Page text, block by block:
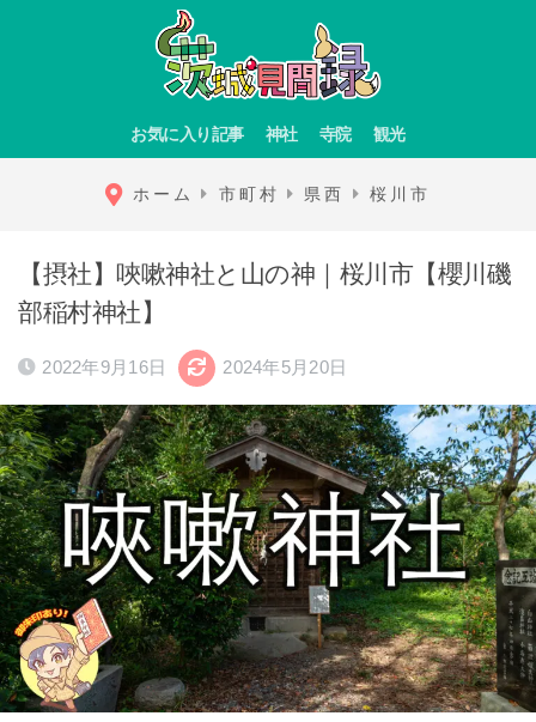
お気に入り記事 神社 寺院 観光
ホーム 市町村 県西 桜川市
【摂社】唊嗽神社と山の神｜桜川市【櫻川磯
部稲村神社】
2022年9月16日 2024年5月20日